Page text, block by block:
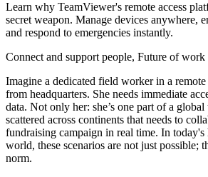
Learn why TeamViewer's remote access
secret weapon. Manage devices anywhere,
and respond to emergencies instantly.
Connect and support people, Future of work
Imagine a dedicated field worker in a
from headquarters. She needs immediate
data. Not only her: she’s one part of a
scattered across continents that needs to
fundraising campaign in real time. In today's
world, these scenarios are not just possible;
norm.